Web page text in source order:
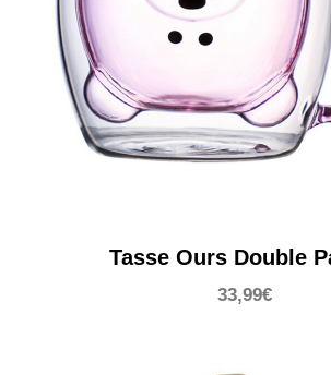
Tasse Ours Double
33,99€